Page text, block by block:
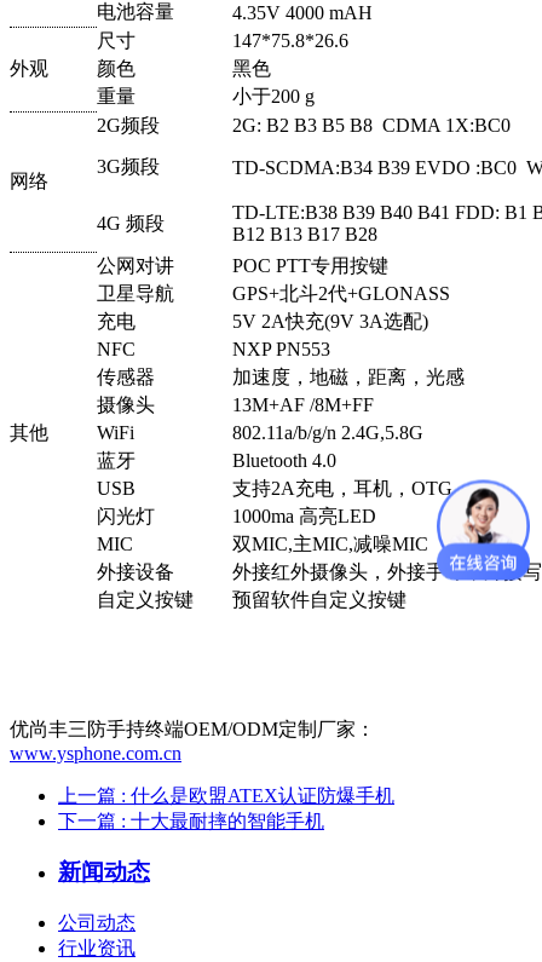
电池容量 4.35V 4000 mAH
外观
尺寸
147*75.8*26.6
颜色
黑色
重量
小于200 g
网络
2G频段
2G: B2 B3 B5 B8 CDMA 1X:BC0
3G频段
TD-SCDMA:B34 B39 EVDO :BC0
4G 频段
TD-LTE:B38 B39 B40 B41 FDD: B1
B12 B13 B17 B28
其他
公网对讲
POC PTT专用按键
卫星导航
GPS+北斗2代+GLONASS
充电
5V 2A快充(9V 3A选配)
NFC
NXP PN553
传感器
加速度，地磁，距离，光感
摄像头
13M+AF /8M+FF
WiFi
802.11a/b/g/n 2.4G,5.8G
蓝牙
Bluetooth 4.0
USB
支持2A充电，耳机，OTG
闪光灯
1000ma 高亮LED
MIC
双MIC,主MIC,减噪MIC
外接设备
外接红外摄像头，外接手咪，外接
自定义按键
预留软件自定义按键
优尚丰三防手持终端OEM/ODM定制厂家：
www.ysphone.com.cn
上一篇 : 什么是欧盟ATEX认证防爆手机
下一篇 : 十大最耐摔的智能手机
新闻动态
公司动态
行业资讯